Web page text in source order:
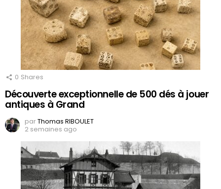
0 Shares
Découverte exceptionnelle de 500 dés à jouer
antiques à Grand
parThomas RIBOULET
2 semaines ago